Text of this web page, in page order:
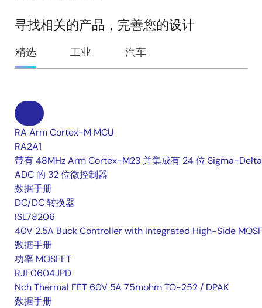
寻找相关的产品，完善您的设计
精选 工业 汽车
RA Arm Cortex-M MCU
RA2A1
带有 48MHz Arm Cortex-M23 并集成有 24 位 Sigma-Delta
ADC 的 32 位微控制器
数据手册
DC/DC 转换器
ISL78206
40V 2.5A Buck Controller with Integrated High-Side
数据手册
功率 MOSFET
RJF0604JPD
Nch Thermal FET 60V 5A 75mohm TO-252 / DPAK
数据手册